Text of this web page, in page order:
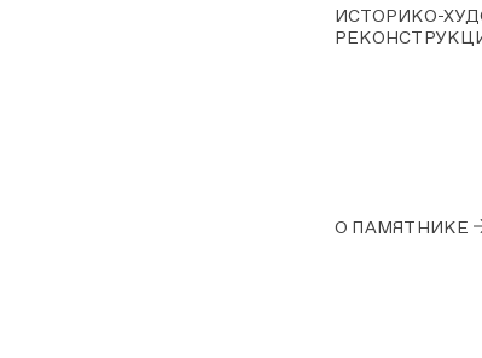
ИСТОРИКО-
О ПАМЯТНИКЕ